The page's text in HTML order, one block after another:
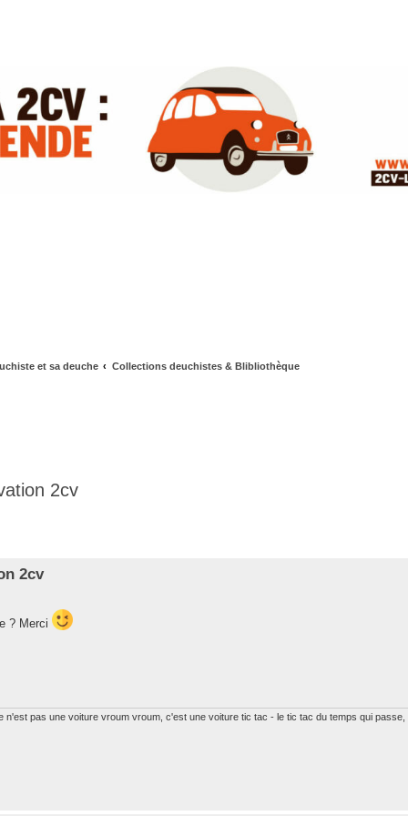
et sa deuche Collections deuchistes & Blibliothèque
2cv
2cv
? Merci
pas une voiture vroum vroum, c'est une voiture tic tac - le tic tac du temps qui